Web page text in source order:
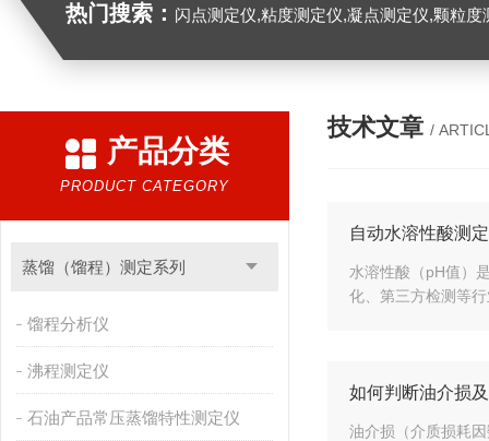
热门搜索： 闪点测定仪,粘度测定仪,凝点测定仪,颗粒
产品分类
PRODUCT CATEGORY
蒸馏（馏程）测定系列
馏程分析仪
沸程测定仪
石油产品常压蒸馏特性测定仪
技术文章 /
自动水溶性酸测
水溶性酸（pH值）
化、第三方检测等
如何判断油介损
油介损（介质损耗